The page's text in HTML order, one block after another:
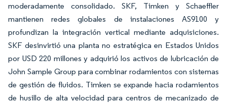
moderadamente consolidado. SKF, Timken y Schaeffler
mantienen redes globales de instalaciones AS9100 y
profundizan la integración vertical mediante adquisiciones.
SKF desinvirtió una planta no estratégica en Estados Unidos
por USD 220 millones y adquirió los activos de lubricación de
John Sample Group para combinar rodamientos con sistemas
de gestión de fluidos. Timken se expande hacia rodamientos
de husillo de alta velocidad para centros de mecanizado de